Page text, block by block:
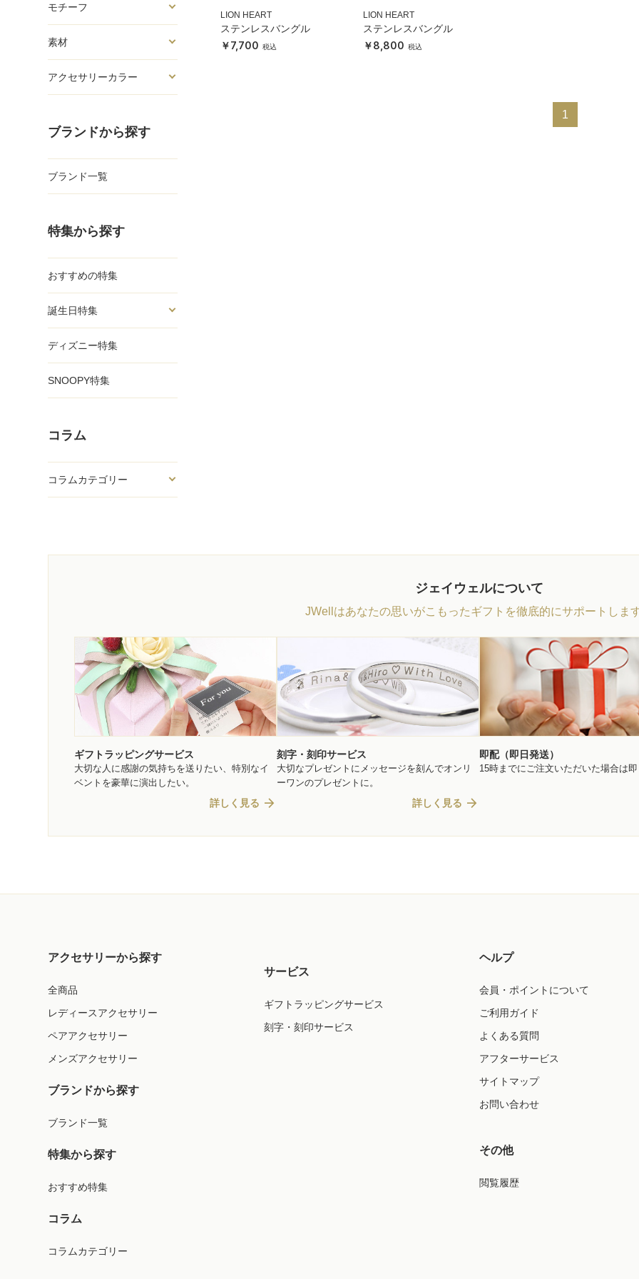
モチーフ
素材
アクセサリーカラー
ブランドから探す
ブランド一覧
特集から探す
おすすめの特集
誕生日特集
ディズニー特集
SNOOPY特集
コラム
コラムカテゴリー
LION HEART
ステンレスバングル
7,700
LION HEART
ステンレスバングル
8,800
1
ジェイウェルについて
JWellはあなたの思いがこもったギフトを徹底的にサポートしま
ギフトラッピングサービス
大切な人に感謝の気持ちを送りたい、特別なイ
ベントを豪華に演出したい。
詳しく見る arrow_forward
刻字・刻印サービス
大切なプレゼントにメッセージを刻んでオンリ
ーワンのプレゼントに。
詳しく見る arrow_forward
即配（即日発送）
15時までにご注文いただいた場合は
アクセサリーから探す
全商品
レディースアクセサリー
ペアアクセサリー
メンズアクセサリー
ブランドから探す
ブランド一覧
特集から探す
おすすめ特集
コラム
コラムカテゴリー
サービス
ギフトラッピングサービス
刻字・刻印サービス
ヘルプ
会員・ポイントについて
ご利用ガイド
よくある質問
アフターサービス
サイトマップ
お問い合わせ
その他
閲覧履歴